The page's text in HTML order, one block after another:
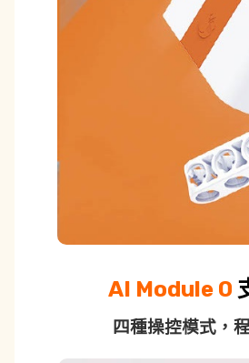
AI Module 0
四種操控模式，